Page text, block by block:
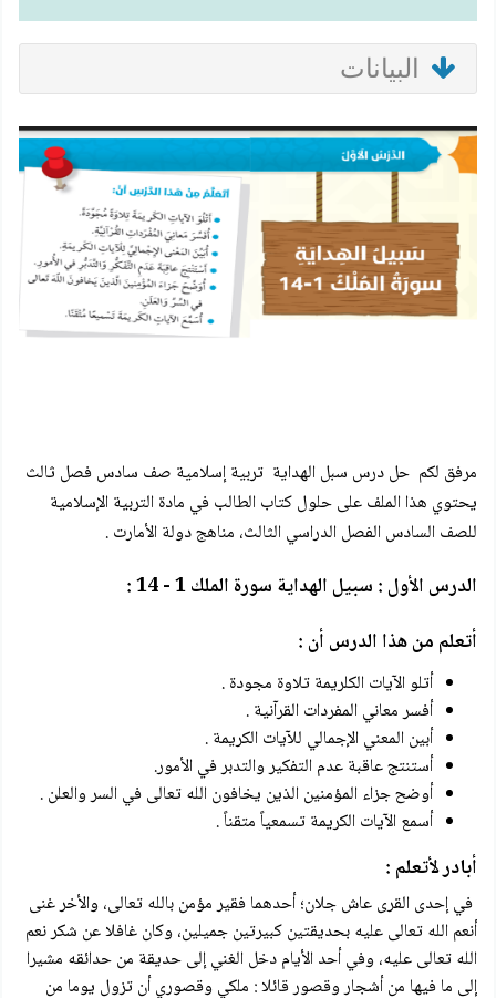
البيانات
مرفق لكم حل درس سبل الهداية تربية إسلامية صف سادس فصل ثالث
يحتوي هذا الملف على حلول كتاب الطالب في مادة التربية الإسلامية
للصف السادس الفصل الدراسي الثالث، مناهج دولة الأمارت .
الدرس الأول : سبيل الهداية سورة الملك 1 - 14 :
أتعلم من هذا الدرس أن :
أتلو الآيات الكلريمة تلاوة مجودة .
أفسر معاني المفردات القرآنية .
أبين المعني الإجمالي للآيات الكريمة .
أستنتج عاقبة عدم التفكير والتدبر في الأمور.
أوضح جزاء المؤمنين الذين يخافون الله تعالى في السر والعلن .
أسمع الآيات الكريمة تسمعياً متقناً .
أبادر لأتعلم :
في إحدى القرى عاش جلان؛ أحدهما فقير مؤمن بالله تعالى، والأخر غنى
أنعم الله تعالى عليه بحديقتين كبيرتين جميلين، وكان غافلا عن شكر نعم
الله تعالى عليه، وفي أحد الأيام دخل الغني إلى حديقة من حدائقه مشيرا
إلى ما فيها من أشجار وقصور قائلا : ملكي وقصوري أن تزول يوما من